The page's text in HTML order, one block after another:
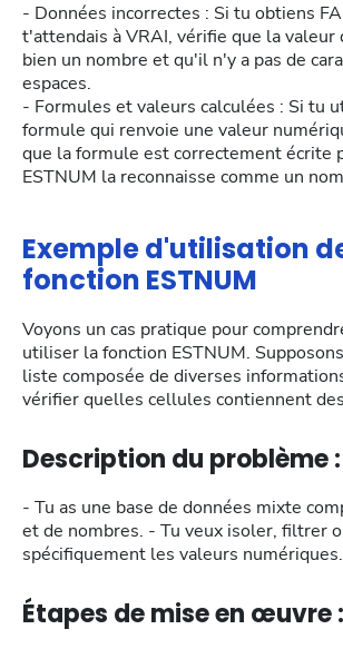
- Données incorrectes : Si tu obtiens
t'attendais à VRAI, vérifie que la
bien un nombre et qu'il n'y a pas de
espaces.
- Formules et valeurs calculées : Si tu
formule qui renvoie une valeur
que la formule est correctement écrite
ESTNUM la reconnaisse comme un
Exemple d'utilisation
fonction ESTNUM
Voyons un cas pratique pour
utiliser la fonction ESTNUM.
liste composée de diverses
vérifier quelles cellules contiennent
Description du problème :
- Tu as une base de données mixte
et de nombres. - Tu veux isoler, filtrer
spécifiquement les valeurs numériques.
Étapes de mise en œuvre :